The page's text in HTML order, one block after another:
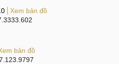
màn hình điện thoại Samsung
lỗi cần thay màn hình điện
Xem bản đồ
bản đồ